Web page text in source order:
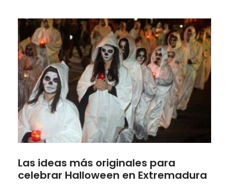
Las ideas más originales para
celebrar Halloween en Extremadura